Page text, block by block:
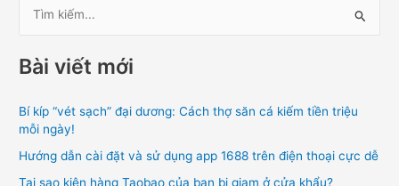
m
i
ế
m
Bài viết mới
Bí kíp “vét sạch” đại dương: Cách thợ săn cá kiếm tiền triệu
mỗi ngày!
Hướng dẫn cài đặt và sử dụng app 1688 trên điện thoại cực dễ
Tại sao kiện hàng Taobao của bạn bị giam ở cửa khẩu?